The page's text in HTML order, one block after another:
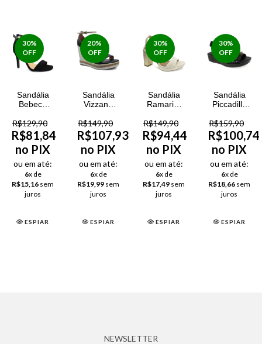
30%
OFF
Sandália
Bebecê
Feminina
R$129,90
R$81,84
no PIX
ou em até:
6x de
R$15,16 sem
juros
ESPIAR
20%
OFF
Sandália
Vizzano
Feminina
R$149,90
R$107,93
no PIX
ou em até:
6x de
R$19,99 sem
juros
ESPIAR
30%
OFF
Sandália
Ramarim
Total
Feminina
R$149,90
R$94,44
no PIX
ou em até:
6x de
R$17,49 sem
juros
ESPIAR
30%
OFF
Sandália
Piccadilly
Joanete
Feminina
R$159,90
R$100,74
no PIX
ou em até:
6x de
R$18,66 sem
juros
ESPIAR
NEWSLETTER